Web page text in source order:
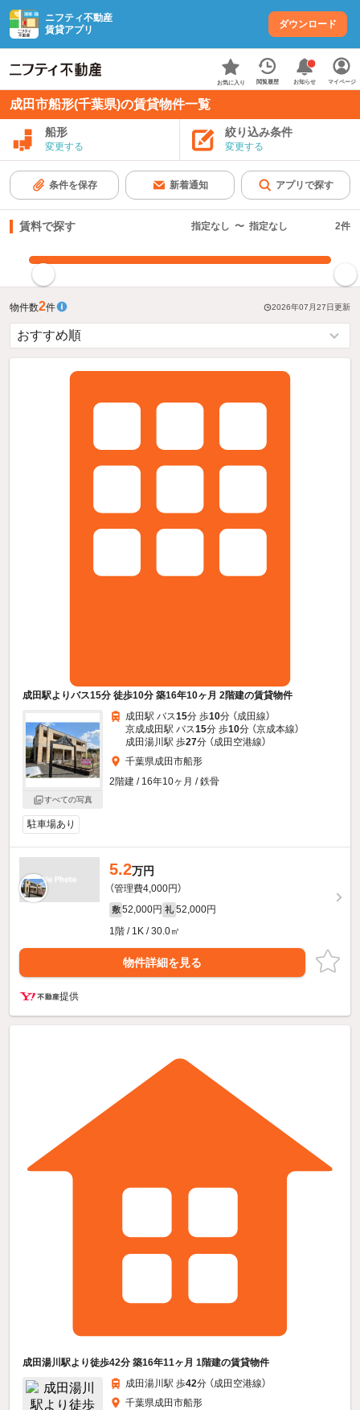
ニフティ不動産
賃貸アプリ
ダウンロード
お気に入り 閲覧履歴 お知らせ マイページ
成田市船形(千葉県)の賃貸物件一覧
船形
変更する
絞り込み条件
変更する
条件を保存 新着通知 アプリで探す
賃料で探す 指定なし 〜 指定なし 2件
物件数2件 2026年07月27日更新
成田駅よりバス15分 徒歩10分 築16年10ヶ月 2階建の賃貸物件
すべての写真
成田駅 バス15分 歩10分 （成田線）
京成成田駅 バス15分 歩10分 （京成本線）
成田湯川駅 歩27分 （成田空港線）
千葉県成田市船形
2階建 / 16年10ヶ月 / 鉄骨
駐車場あり
5.2万円
（管理費4,000円）
敷 52,000円 礼 52,000円
1階 / 1K / 30.0㎡
物件詳細を見る
提供
成田湯川駅より徒歩42分 築16年11ヶ月 1階建の賃貸物件
成田湯川駅 歩42分 （成田空港線）
千葉県成田市船形